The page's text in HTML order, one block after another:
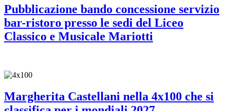
Pubblicazione bando concessione servizio
bar-ristoro presso le sedi del Liceo
Classico e Musicale Mariotti
Margherita Castellani nella 4x100 che si